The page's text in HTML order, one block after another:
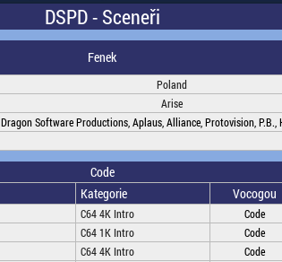
DSPD - Sceneři
Fenek
Poland
Arise
Dragon Software Productions, Aplaus, Alliance, Protovision, P.B.,
Code
Kategorie Vocogou
C64 4K Intro Code
C64 1K Intro Code
C64 4K Intro Code